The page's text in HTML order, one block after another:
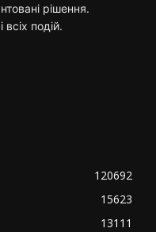
рішення.
подій.
120692
15623
13111